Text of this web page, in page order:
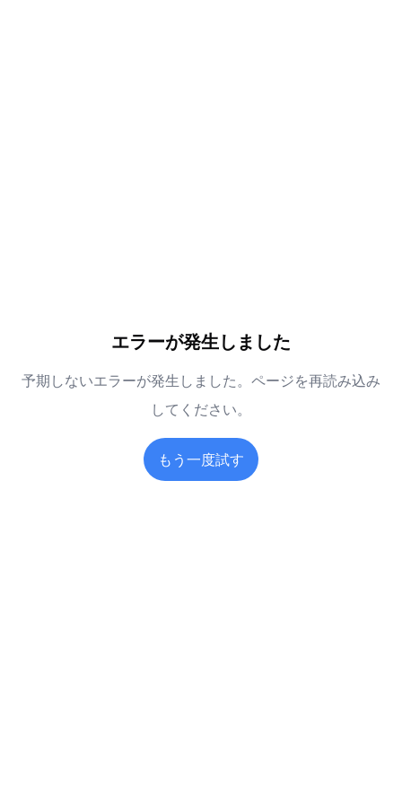
エラーが発生しました
予期しないエラーが発生しました。ページを再読み込み
してください。
もう一度試す